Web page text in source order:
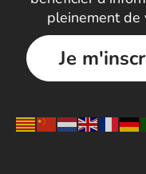
pleinement de
Je